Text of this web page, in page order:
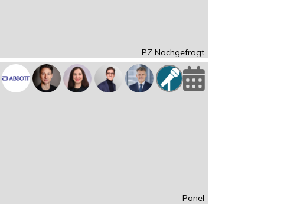
PZ Nachgefragt
Panel